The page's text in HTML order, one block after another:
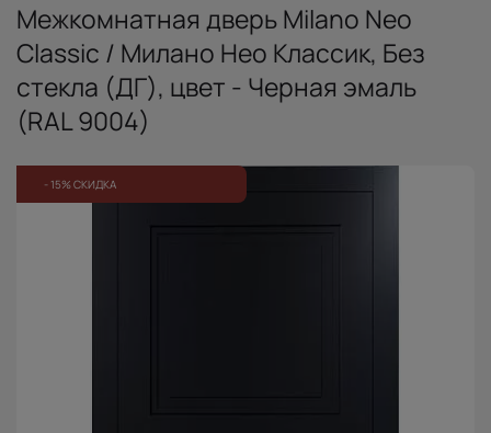
Межкомнатная дверь Milano Neo
Classic / Милано Нео Классик, Без
стекла (ДГ), цвет - Черная эмаль
(RAL 9004)
- 15% СКИДКА